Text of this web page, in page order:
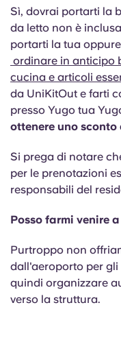
Sì, dovrai portarti la
da letto non è
portarti la tua oppure
ordinare in anticipo
cucina e articoli
da UniKitOut e farti
presso Yugo tua
ottenere uno sconto
Si prega di notare
per le prenotazioni
responsabili del
Posso farmi venire
Purtroppo non
dall'aeroporto per
quindi organizzare
verso la struttura.